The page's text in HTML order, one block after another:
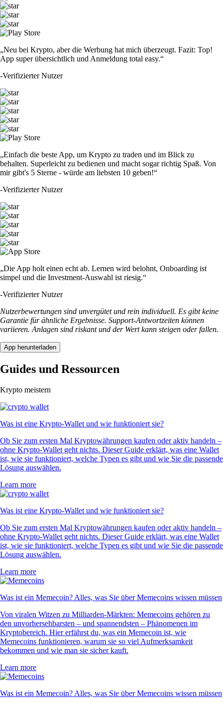
„Neu bei Krypto, aber die Werbung hat mich überzeugt. Fazit: Top!
App super übersichtlich und Anmeldung total easy.“
-Verifizierter Nutzer
„Einfach die beste App, um Krypto zu traden und im Blick zu
behalten. Superleicht zu bedienen und macht sogar richtig Spaß. Von
mir gibt's 5 Sterne - würde am liebsten 10 geben!“
-Verifizierter Nutzer
„Die App holt einen echt ab. Lernen wird belohnt, Onboarding ist
simpel und die Investment-Auswahl ist riesig.“
-Verifizierter Nutzer
Nutzerbewertungen sind unvergütet und rein individuell. Es gibt keine
Garantie für ähnliche Ergebnisse. Support-Antwortzeiten können
variieren. Anlagen sind riskant und der Wert kann steigen oder fallen.
App herunterladen
Guides und Ressourcen
Krypto meistern
Was ist eine Krypto-Wallet und wie funktioniert sie?
Ob Sie zum ersten Mal Kryptowährungen kaufen oder aktiv handeln –
ohne Krypto-Wallet geht nichts. Dieser Guide erklärt, was eine Wallet
ist, wie sie funktioniert, welche Typen es gibt und wie Sie die passende
Lösung auswählen.
Learn more
Was ist eine Krypto-Wallet und wie funktioniert sie?
Ob Sie zum ersten Mal Kryptowährungen kaufen oder aktiv handeln –
ohne Krypto-Wallet geht nichts. Dieser Guide erklärt, was eine Wallet
ist, wie sie funktioniert, welche Typen es gibt und wie Sie die passende
Lösung auswählen.
Learn more
Was ist ein Memecoin? Alles, was Sie über Memecoins wissen müssen
Von viralen Witzen zu Milliarden-Märkten: Memecoins gehören zu
den unvorhersehbarsten – und spannendsten – Phänomenen im
Kryptobereich. Hier erfährst du, was ein Memecoin ist, wie
Memecoins funktionieren, warum sie so viel Aufmerksamkeit
bekommen und wie man sie sicher kauft.
Learn more
Was ist ein Memecoin? Alles, was Sie über Memecoins wissen müssen